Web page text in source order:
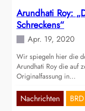
Arundhati Roy:
Schreckens“
Apr. 19, 2020
Wir spiegeln hier die
Arundhati Roy die auf
Originalfassung in…
Nachrichten BRD